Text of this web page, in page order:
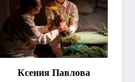
этапе фестиваля
«Монокль»
Ксения Павлова